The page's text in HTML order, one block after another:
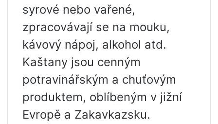
syrové nebo vařené,
zpracovávají se na mouku,
kávový nápoj, alkohol atd.
Kaštany jsou cenným
potravinářským a chuťovým
produktem, oblíbeným v jižní
Evropě a Zakavkazsku.